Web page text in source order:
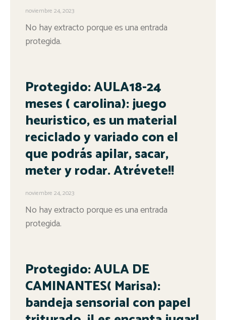
noviembre 24, 2023
No hay extracto porque es una entrada
protegida.
Protegido: AULA18-24
meses ( carolina): juego
heuristico, es un material
reciclado y variado con el
que podrás apilar, sacar,
meter y rodar. Atrévete!!
noviembre 24, 2023
No hay extracto porque es una entrada
protegida.
Protegido: AULA DE
CAMINANTES( Marisa):
bandeja sensorial con papel